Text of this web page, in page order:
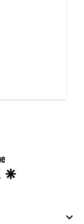
youtube-
footer
twitter